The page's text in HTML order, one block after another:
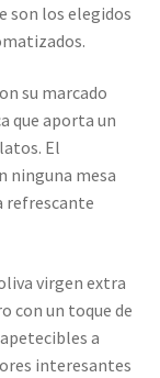
son los elegidos
su marcado
que aporta un
El
ninguna mesa
refrescante
virgen extra
con un toque de
a
interesantes